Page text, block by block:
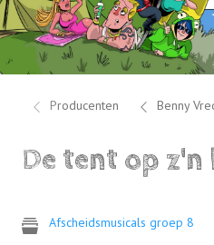
Producenten Benny
De tent op z'n
Afscheidsmusicals groep 8